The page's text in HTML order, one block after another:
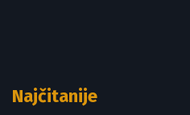
Najčitanije